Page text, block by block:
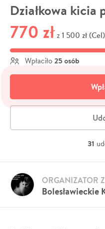
Działkowa kicia
770 zł z 1 500 zł (Cel)
Wpłaciło 25 osób
31
Bolesławieckie
ORGANIZATOR